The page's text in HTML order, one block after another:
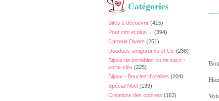
Catégories
Sites à découvrir (415)
Pour info et plus ...
(394)
Carterie Divers (251)
Doudous amigurumis et Cie (238)
Bijoux de portables ou de sacs -
porte-clés (225)
Bijoux - Boucles d'oreilles (204)
Spécial Noël (199)
Créations des copines (163)